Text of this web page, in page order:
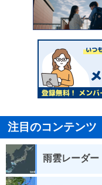
注目のコンテンツ
雨雲レーダー